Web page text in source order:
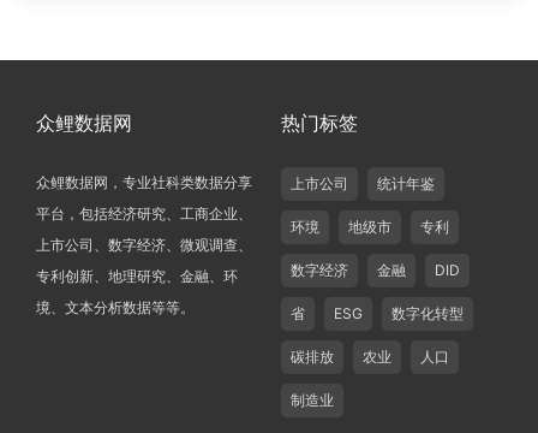
众鲤数据网
众鲤数据网，专业社科类数据分享
平台，包括经济研究、工商企业、
上市公司、数字经济、微观调查、
专利创新、地理研究、金融、环
境、文本分析数据等等。
热门标签
上市公司 统计年鉴
环境 地级市 专利
数字经济 金融 DID
省 ESG 数字化转型
碳排放 农业 人口
制造业